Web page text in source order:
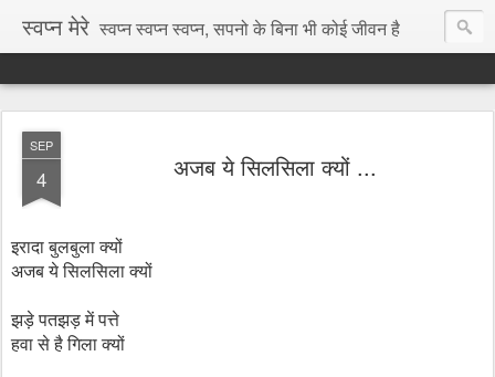
स्वप्न मेरे स्वप्न स्वप्न स्वप्न, सपनो के बिना भी कोई जीवन है
SEP
4 अजब ये सिलसिला क्यों ...
इरादा बुलबुला क्यों
अजब ये सिलसिला क्यों
झड़े पतझड़ में पत्ते
हवा से है गिला क्यों